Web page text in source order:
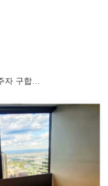
자 구합…